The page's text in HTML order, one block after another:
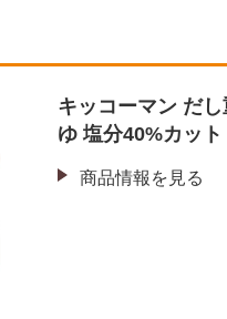
キッコーマン だ
ゆ 塩分40%カット
商品情報を見る